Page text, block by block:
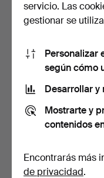
1 puja
32 USD
JARRAS, 2 piezas
servicio. Las
gestionar se
Personalizar
según cómo
Desarrollar y
Mostrarte y
contenidos
Encontrarás más
de privacidad.